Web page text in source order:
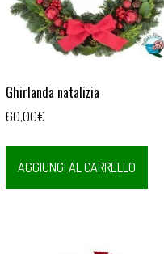
Ghirlanda natalizia
60,00€
AGGIUNGI AL CARRELLO